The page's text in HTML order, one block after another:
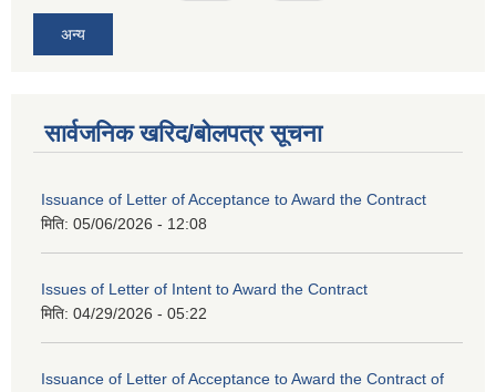
अन्य
सार्वजनिक खरिद/बोलपत्र सूचना
Issuance of Letter of Acceptance to Award the Contract
मिति: 05/06/2026 - 12:08
Issues of Letter of Intent to Award the Contract
मिति: 04/29/2026 - 05:22
Issuance of Letter of Acceptance to Award the Contract of